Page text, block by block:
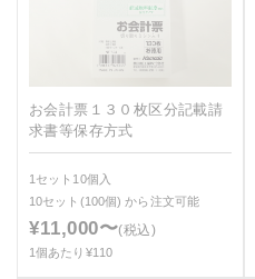
お会計票１３０枚区分記載請
求書等保存方式
1セット10個入
10セット(100個)から注文可能
¥11,000〜(税込)
1個あたり¥110